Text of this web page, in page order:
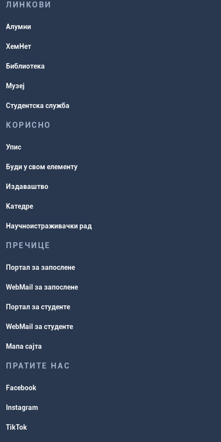
Повереник за равноправност
Студентске организације
рокови
ЛИНКОВИ
Алумни
ХемНет
Библиотека
Музеј
Студентска служба
КОРИСНО
Упис
Буди у свом елементу
Издаваштво
Катедре
Научноистраживачки рад
ПРЕЧИЦЕ
Портал за запослене
WebMail за запослене
Портал за студенте
WebMail за студенте
Мапа сајта
ПРАТИТЕ НАС
Facebook
Instagram
TikTok